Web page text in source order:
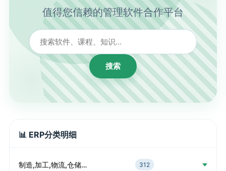
值得您信赖的管理软件合作平台
搜索
📊 ERP分类明细
制造,加工,物流,仓储… 312